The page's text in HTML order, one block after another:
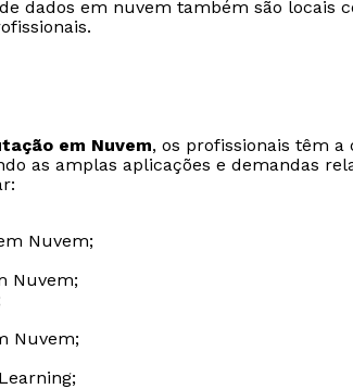
dados em nuvem também são locais
em Nuvem, os profissionais têm a
as amplas aplicações e demandas
Nuvem;
Nuvem;
Nuvem;